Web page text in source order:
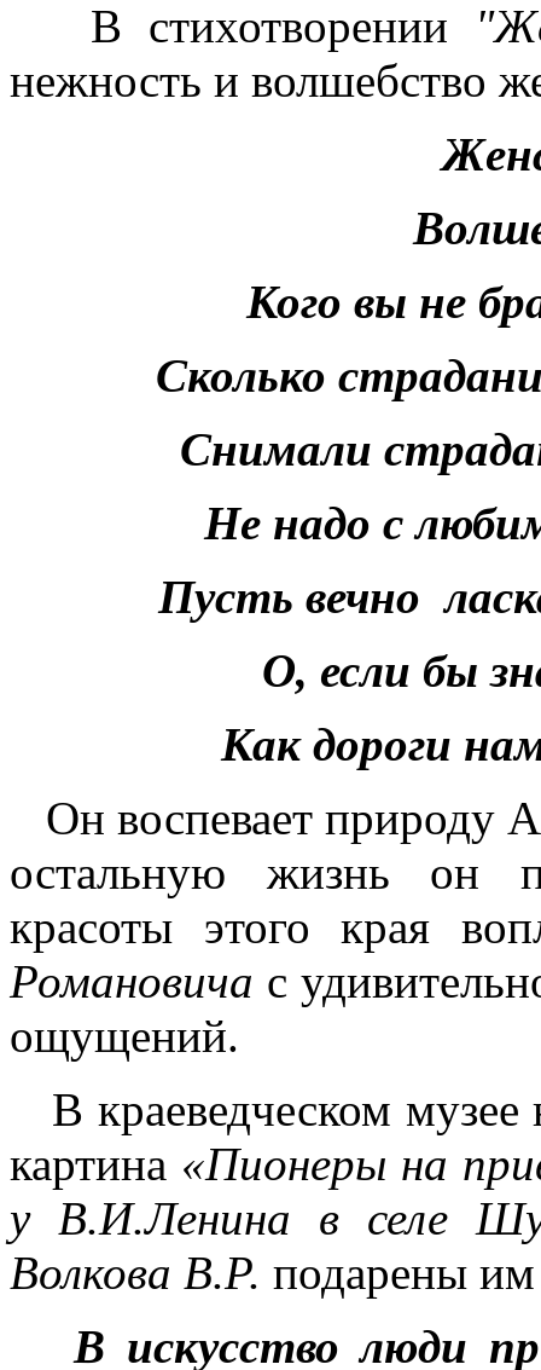
В стихотворении
нежность и волшебство
Кого вы не
Сколько
Снимали
Не надо с
Пусть вечно
О, если бы
Как дороги
Он воспевает природу
остальную жизнь он
красоты этого края
Романовича с
ощущений.
В краеведческом музее
картина «Пионеры на
у В.И.Ленина в селе
Волкова В.Р. подарены
В искусство люди